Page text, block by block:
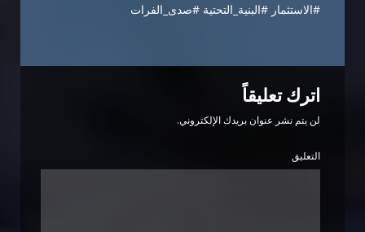
#الاستثمار #البنية_التحتية #صدى_الفرات
اترك تعليقاً
لن يتم نشر عنوان بريدك الإلكتروني.
التعليق